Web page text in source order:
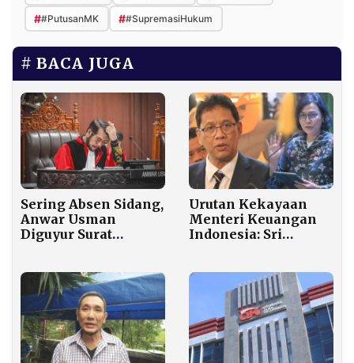
##PutusanMK ##SupremasiHukum
BACA JUGA
Sering Absen Sidang,
Anwar Usman
Diguyur Surat
Urutan Kekayaan
Menteri Keuangan
Indonesia: Sri
Kedua